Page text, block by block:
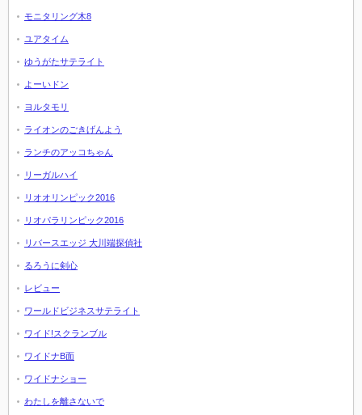
モニタリング木8
ユアタイム
ゆうがたサテライト
よーいドン
ヨルタモリ
ライオンのごきげんよう
ランチのアッコちゃん
リーガルハイ
リオオリンピック2016
リオパラリンピック2016
リバースエッジ 大川端探偵社
るろうに剣心
レビュー
ワールドビジネスサテライト
ワイド!スクランブル
ワイドナB面
ワイドナショー
わたしを離さないで